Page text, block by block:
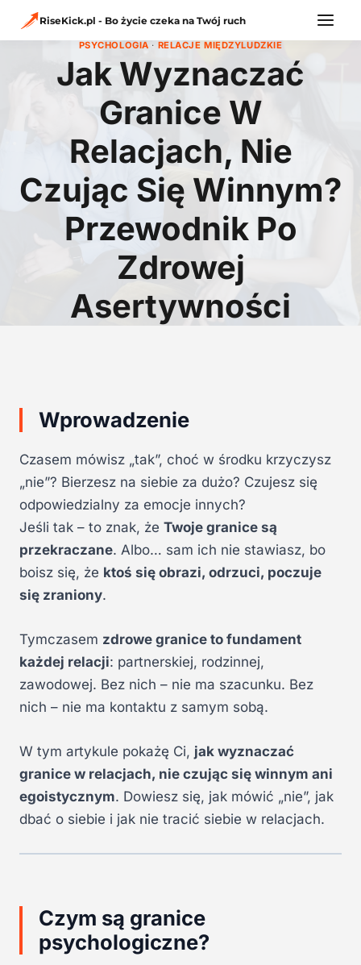
RiseKick.pl - Bo życie czeka na Twój ruch
PSYCHOLOGIA · RELACJE MIĘDZYLUDZKIE
Jak Wyznaczać
Granice W
Relacjach, Nie
Czując Się Winnym?
Przewodnik Po
Zdrowej
Asertywności
Wprowadzenie
Czasem mówisz „tak”, choć w środku krzyczysz
„nie”? Bierzesz na siebie za dużo? Czujesz się
odpowiedzialny za emocje innych?
Jeśli tak – to znak, że Twoje granice są
przekraczane. Albo… sam ich nie stawiasz, bo
boisz się, że ktoś się obrazi, odrzuci, poczuje
się zraniony.
Tymczasem zdrowe granice to fundament
każdej relacji: partnerskiej, rodzinnej,
zawodowej. Bez nich – nie ma szacunku. Bez
nich – nie ma kontaktu z samym sobą.
W tym artykule pokażę Ci, jak wyznaczać
granice w relacjach, nie czując się winnym ani
egoistycznym. Dowiesz się, jak mówić „nie”, jak
dbać o siebie i jak nie tracić siebie w relacjach.
Czym są granice
psychologiczne?